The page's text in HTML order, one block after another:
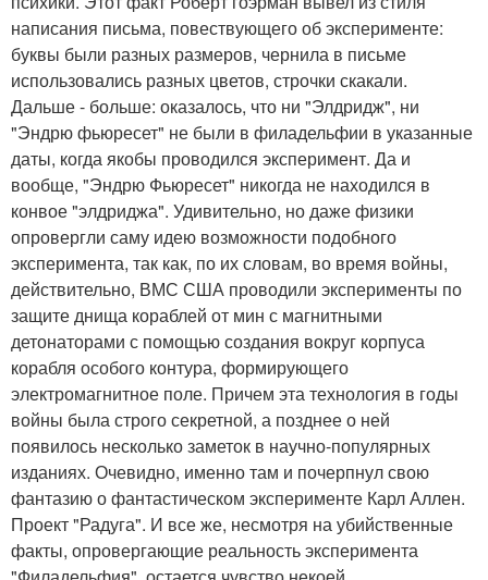
написания письма, повествующего об эксперименте:
буквы были разных размеров, чернила в письме
использовались разных цветов, строчки скакали.
Дальше - больше: оказалось, что ни "Элдридж", ни
"Эндрю фьюресет" не были в филадельфии в указанные
даты, когда якобы проводился эксперимент. Да и
вообще, "Эндрю Фьюресет" никогда не находился в
конвое "элдриджа". Удивительно, но даже физики
опровергли саму идею возможности подобного
эксперимента, так как, по их словам, во время войны,
действительно, ВМС США проводили эксперименты по
защите днища кораблей от мин с магнитными
детонаторами с помощью создания вокруг корпуса
корабля особого контура, формирующего
электромагнитное поле. Причем эта технология в годы
войны была строго секретной, а позднее о ней
появилось несколько заметок в научно-популярных
изданиях. Очевидно, именно там и почерпнул свою
фантазию о фантастическом эксперименте Карл Аллен.
Проект "Радуга". И все же, несмотря на убийственные
факты, опровергающие реальность эксперимента